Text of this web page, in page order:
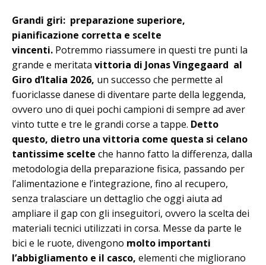
Grandi giri: preparazione superiore,
pianificazione corretta e scelte
vincenti. Potremmo riassumere in questi tre punti la
grande e meritata vittoria di Jonas Vingegaard al
Giro d’Italia 2026, un successo che permette al
fuoriclasse danese di diventare parte della leggenda,
ovvero uno di quei pochi campioni di sempre ad aver
vinto tutte e tre le grandi corse a tappe. Detto
questo, dietro una vittoria come questa si celano
tantissime scelte che hanno fatto la differenza, dalla
metodologia della preparazione fisica, passando per
l’alimentazione e l’integrazione, fino al recupero,
senza tralasciare un dettaglio che oggi aiuta ad
ampliare il gap con gli inseguitori, ovvero la scelta dei
materiali tecnici utilizzati in corsa. Messe da parte le
bici e le ruote, divengono molto importanti
l’abbigliamento e il casco, elementi che migliorano